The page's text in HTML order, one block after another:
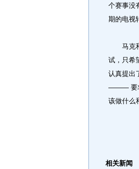
个赛事没
期的电视
马克和
试，只希
认真提出
——— 要求
该做什么
相关新闻